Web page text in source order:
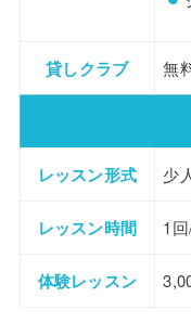
貸しクラブ 無
レッスン形式 少
レッスン時間 1
体験レッスン